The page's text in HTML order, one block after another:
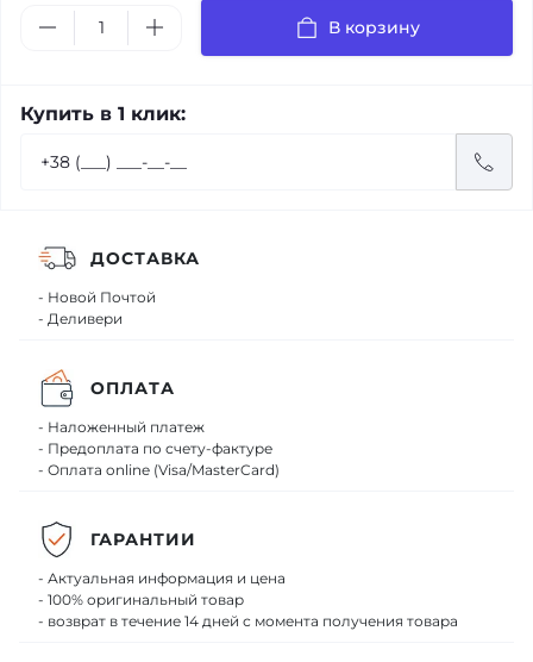
В корзину
Купить в 1 клик:
ДОСТАВКА
- Новой Почтой
- Деливери
ОПЛАТА
- Наложенный платеж
- Предоплата по счету-фактуре
- Оплата online (Visa/MasterCard)
ГАРАНТИИ
- Актуальная информация и цена
- 100% оригинальный товар
- возврат в течение 14 дней с момента получения товара